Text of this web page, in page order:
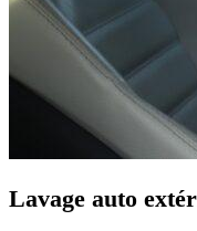
Lavage auto